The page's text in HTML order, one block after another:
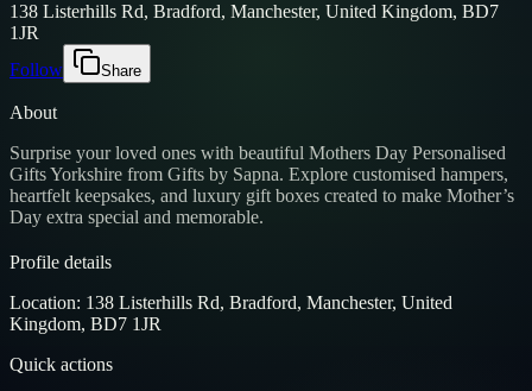
138 Listerhills Rd, Bradford, Manchester, United Kingdom, BD7
1JR
Follow
Share
About
Surprise your loved ones with beautiful Mothers Day Personalised
Gifts Yorkshire from Gifts by Sapna. Explore customised hampers,
heartfelt keepsakes, and luxury gift boxes created to make Mother’s
Day extra special and memorable.
Profile details
Location: 138 Listerhills Rd, Bradford, Manchester, United
Kingdom, BD7 1JR
Quick actions